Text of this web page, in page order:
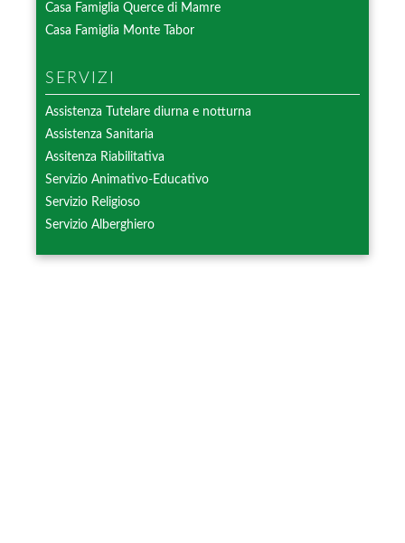
Casa Famiglia Querce di Mamre
Casa Famiglia Monte Tabor
SERVIZI
Assistenza Tutelare diurna e notturna
Assistenza Sanitaria
Assitenza Riabilitativa
Servizio Animativo-Educativo
Servizio Religioso
Servizio Alberghiero